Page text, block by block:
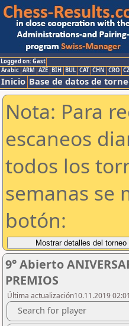
Logged on: Gast
Arabic ARM AZE BIH BUL CAT CHN CRO
Inicio Base de datos de
Nota: Para
escaneos
todos los
semanas se
botón:
9° Abierto
PREMIOS
Última actualización10.11.2019
Search for player